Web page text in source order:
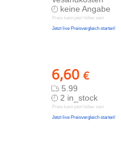
keine Angabe
Preis kann jetzt höher sein
Jetzt live Preisvergleich starten!
6,60 €
5.99
2 in_stock
Preis kann jetzt höher sein
Jetzt live Preisvergleich starten!